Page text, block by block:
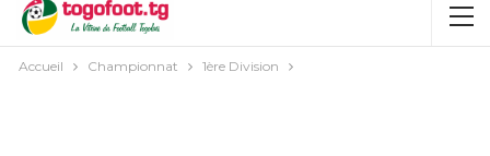
Accueil Championnat 1ère Division